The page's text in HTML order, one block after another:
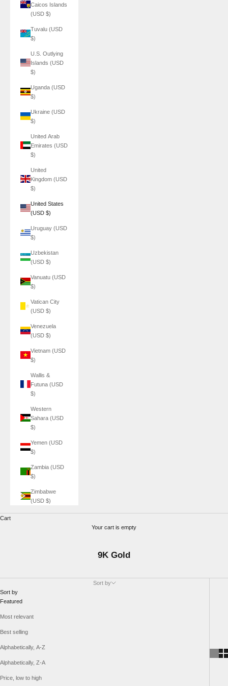
Caicos Islands
(USD $)
Tuvalu (USD
$)
U.S. Outlying
Islands (USD
$)
Uganda (USD
$)
Ukraine (USD
$)
United Arab
Emirates (USD
$)
United
Kingdom (USD
$)
United States
(USD $)
Uruguay (USD
$)
Uzbekistan
(USD $)
Vanuatu (USD
$)
Vatican City
(USD $)
Venezuela
(USD $)
Vietnam (USD
$)
Wallis &
Futuna (USD
$)
Western
Sahara (USD
$)
Yemen (USD
$)
Zambia (USD
$)
Zimbabwe
(USD $)
Cart
Your cart is empty
9K Gold
Sort by
Sort by
Featured
Most relevant
Best selling
Alphabetically, A-Z
Alphabetically, Z-A
Price, low to high